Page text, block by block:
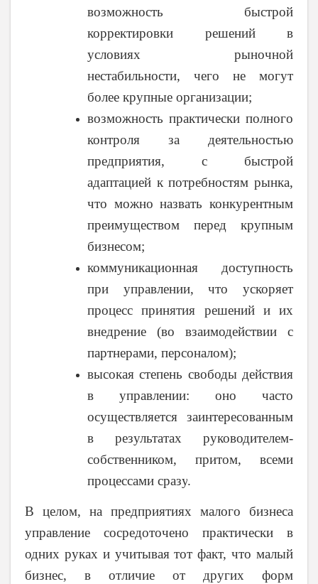
возможность быстрой
корректировки решений в
условиях рыночной
нестабильности, чего не могут
более крупные организации;
возможность практически полного
контроля за деятельностью
предприятия, с быстрой
адаптацией к потребностям рынка,
что можно назвать конкурентным
преимуществом перед крупным
бизнесом;
коммуникационная доступность
при управлении, что ускоряет
процесс принятия решений и их
внедрение (во взаимодействии с
партнерами, персоналом);
высокая степень свободы действия
в управлении: оно часто
осуществляется заинтересованным
в результатах руководителем-
собственником, притом, всеми
процессами сразу.
В целом, на предприятиях малого бизнеса
управление сосредоточено практически в
одних руках и учитывая тот факт, что малый
бизнес, в отличие от других форм